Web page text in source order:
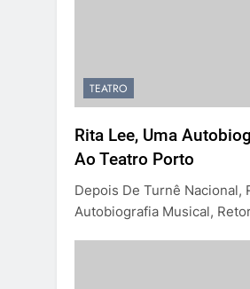
TEATRO
Rita Lee, Uma
Ao Teatro Porto
Depois De Turnê Nacional,
Autobiografia Musical,